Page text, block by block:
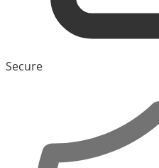
Secure